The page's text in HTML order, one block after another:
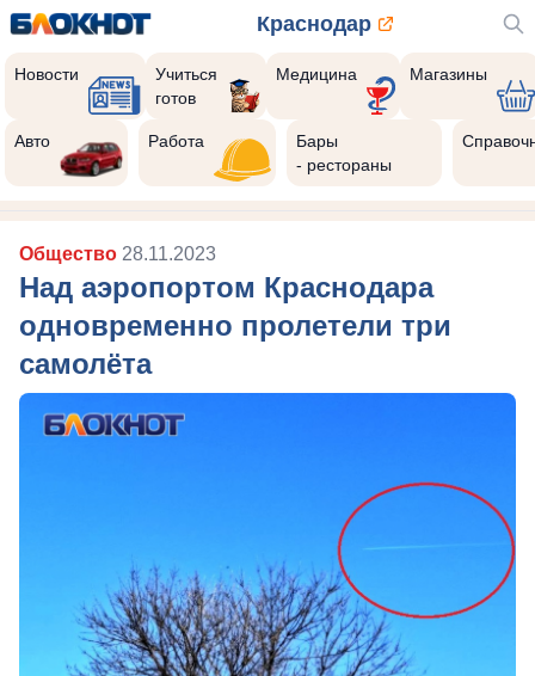
Краснодар
Новости
Учиться
готов
Медицина Магазины
Авто Работа
Бары
- рестораны
Общество 28.11.2023
Над аэропортом Краснодара
одновременно пролетели три
самолёта